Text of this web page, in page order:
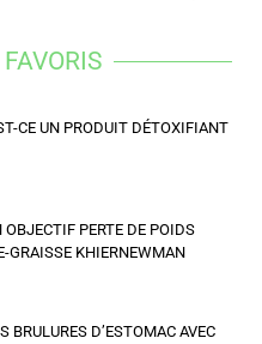
CE UN PRODUIT DÉTOXIFIANT
OBJECTIF PERTE DE POIDS
GRAISSE KHIERNEWMAN
BRULURES D’ESTOMAC AVEC